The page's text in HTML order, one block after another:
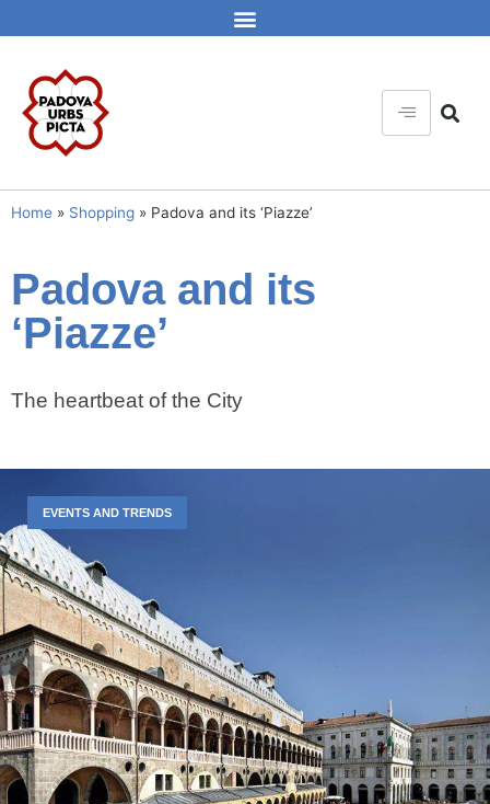
Home » Shopping » Padova and its ‘Piazze’
Padova and its
‘Piazze’
The heartbeat of the City
EVENTS AND TRENDS